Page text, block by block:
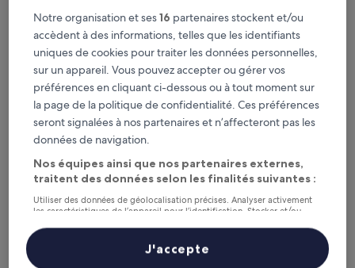
Options d’annulation gratuite en cas de
changement de programme
Gagnez des récompenses pour chaque
nuit séjournée
Économisez plus grâce aux Prix membres
Consultez les prix pour ces dates
Notre organisation et ses16 partenaires stockent et/ou
accèdent à des informations, telles que les identifiants
uniques de cookies pour traiter les données personnelles,
sur un appareil. Vous pouvez accepter ou gérer vos
préférences en cliquant ci-dessous ou à tout moment sur
la page de la politique de confidentialité. Ces préférences
seront signalées à nos partenaires et n’affecteront pas les
données de navigation.
Nos équipes ainsi que nos partenaires externes,
traitent des données selon les finalités suivantes :
Utiliser des données de géolocalisation précises. Analyser activement
les caractéristiques de l’appareil pour l’identification. Stocker et/ou
personnalisés, mesure de performance des publicités et du contenu,
études d’audience et développement de services.
Liste de nos partenaires (fournisseurs)
J'accepte